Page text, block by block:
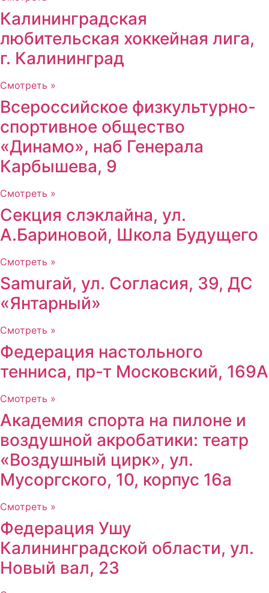
Калининградская
любительская хоккейная лига,
г. Калининград
Смотреть »
Всероссийское физкультурно-
спортивное общество
«Динамо», наб Генерала
Карбышева, 9
Смотреть »
Секция слэклайна, ул.
А.Бариновой, Школа Будущего
Смотреть »
Samuraй, ул. Согласия, 39, ДС
«Янтарный»
Смотреть »
Федерация настольного
тенниса, пр-т Московский, 169А
Смотреть »
Академия спорта на пилоне и
воздушной акробатики: театр
«Воздушный цирк», ул.
Мусоргского, 10, корпус 16а
Смотреть »
Федерация Ушу
Калининградской области, ул.
Новый вал, 23